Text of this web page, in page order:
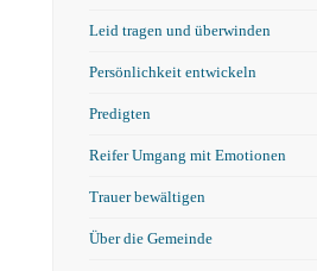
Leid tragen und überwinden
Persönlichkeit entwickeln
Predigten
Reifer Umgang mit Emotionen
Trauer bewältigen
Über die Gemeinde